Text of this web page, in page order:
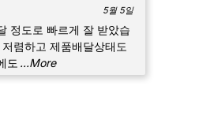
5월 5일
정도로 빠르게 잘 받았습
렴하고 제품배달상태도
도 ...More